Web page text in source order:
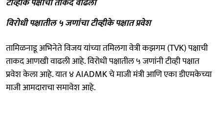
विरोधी पक्षातील ५ जणांचा टीव्हीके पक्षात प्रवेश
तामिळनाडू अभिनेते विजय यांच्या तमिलगा वेत्री कझगम (TVK) पक्षाची
ताकद आणखी वाढली आहे. विरोधी पक्षातील ५ जणांनी टीव्ही पक्षात
प्रवेश केला आहे. यात ४ AIADMK चे माजी मंत्री आणि एका डीएमकेच्या
माजी आमदाराचा समावेश आहे.